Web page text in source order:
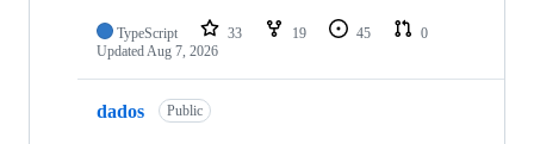
TypeScript 33 19 45
0
UpdatedAug 7, 2026
dados Public